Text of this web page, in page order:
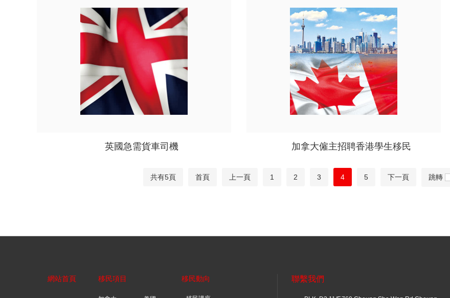
英國急需貨車司機 加拿大僱主招聘香港學生移民
共有5頁 首頁 上一頁 1 2 3 4 5 下一頁 跳轉
移民項目 聯繫我們
移民動向
網站首頁